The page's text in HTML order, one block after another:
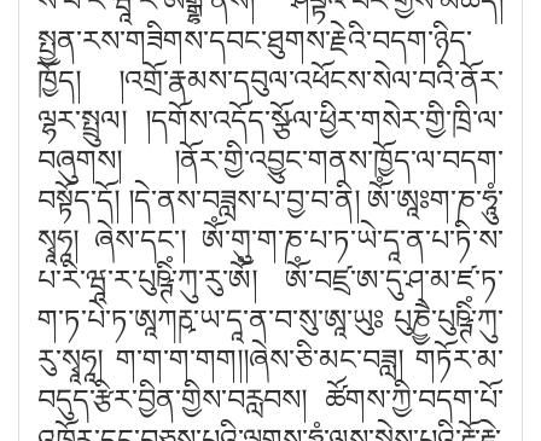
སྤྱན་རས་གཟིགས་དབང་ཐུགས་རྗེའི་བདག་ཉིད་
ཁྱོད། །འགྲོ་རྣམས་དབུལ་འཕོངས་སེལ་བའི་ནོར་
ལྷར་སྤྲུལ། །དགོས་འདོད་སྩོལ་ཕྱིར་གསེར་གྱི་ཁྲི་ལ་
བཞུགས། །ནོར་གྱི་འབྱུང་གནས་ཁྱོད་ལ་བདག་
བསྟོད་དོ། །དེ་ནས་བཟླས་པ་བྱ་བ་ནི། ཨོཾ་ཨཱཿག་ཎ་ཧཱུཾ་
སྭཱཧཱ། ཞེས་དང༌། ཨོཾ་གུ་ག་ཎ་པ་ཏ་ཡེ་དཱ་ན་པ་ཏི་ས་
པ་རི་ཝཱ་ར་པུཥྚིཾ་ཀུ་རུ་ཨོཾ། ཨོཾ་བཛྲ་ཨ་དུ་ཤ་མ་ཛ་ཏ་
ག་ཏ་པེ་ཏ་ཨཱཀརྵ་ཡ་དཱ་ན་བ་སུ་ཨཱ་ཡུཿ པུཎྱཻ་པུཥྚིཾ་ཀུ་
རུ་སྭཱཧཱ། ག་ག་ག་གག།།ཞེས་ཅི་མང་བཟླ། གཏོར་མ་
བདུད་རྩིར་བྱིན་གྱིས་བརླབས། ཚོགས་ཀྱི་བདག་པོ་